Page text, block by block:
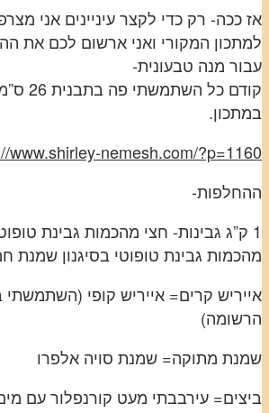
אז ככה- רק כדי לקצר עיניינים אני
למתכון המקורי ואני ארשום לכם את
עבור מנה טבעונית-
במתכון.
www.shirley-nemesh.com/?p=1160
ההחלפות-
1 ק”ג גבינות- חצי מהכמות גבינת
מהכמות גבינת טופוטי בסיגנון שמנת
אייריש קרים= אייריש קופי
הרשומה)
שמנת מתוקה= שמנת סויה אלפרו
ביצים= עירבבתי מעט קורנפלור עם